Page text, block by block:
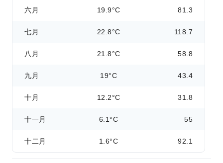
六月 19.9°C 81.3
七月 22.8°C 118.7
八月 21.8°C 58.8
九月 19°C 43.4
十月 12.2°C 31.8
十一月 6.1°C 55
十二月 1.6°C 92.1